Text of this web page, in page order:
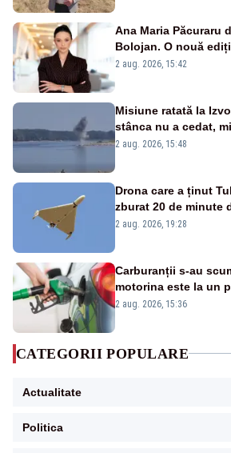
Ana Maria Păcuraru
Bolojan. O nouă
emisiunii „Miza Zilei”
2 aug. 2026, 15:42
Misiune ratată la
stânca nu a cedat,
detonările luni –
2 aug. 2026, 15:48
Drona care a ținut
zburat 20 de minute
României. Au fost
2 aug. 2026, 19:28
Carburanții s-au
motorina este la un
2 aug. 2026, 15:36
CATEGORII POPULARE
Actualitate
Politica